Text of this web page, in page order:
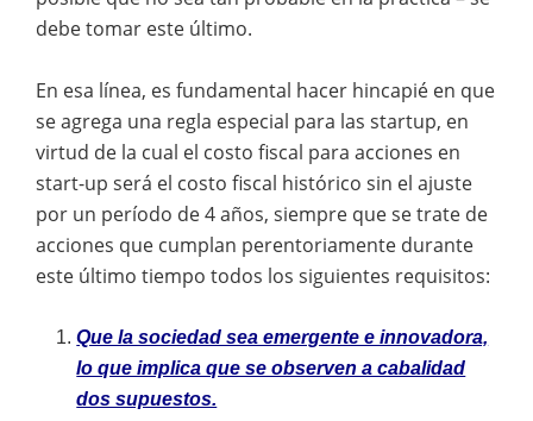
debe tomar este último.
En esa línea, es fundamental hacer hincapié en que
se agrega una regla especial para las startup, en
virtud de la cual el costo fiscal para acciones en
start-up será el costo fiscal histórico sin el ajuste
por un período de 4 años, siempre que se trate de
acciones que cumplan perentoriamente durante
este último tiempo todos los siguientes requisitos:
Que la sociedad sea emergente e innovadora,
lo que implica que se observen a cabalidad
dos supuestos.